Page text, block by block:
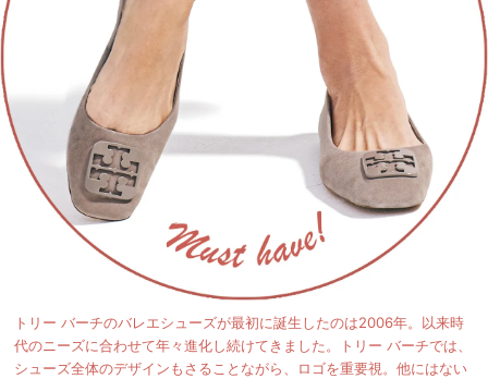
トリー バーチのバレエシューズが最初に誕生したのは2006年。以来時
代のニーズに合わせて年々進化し続けてきました。トリー バーチでは、
シューズ全体のデザインもさることながら、ロゴを重要視。他にはない